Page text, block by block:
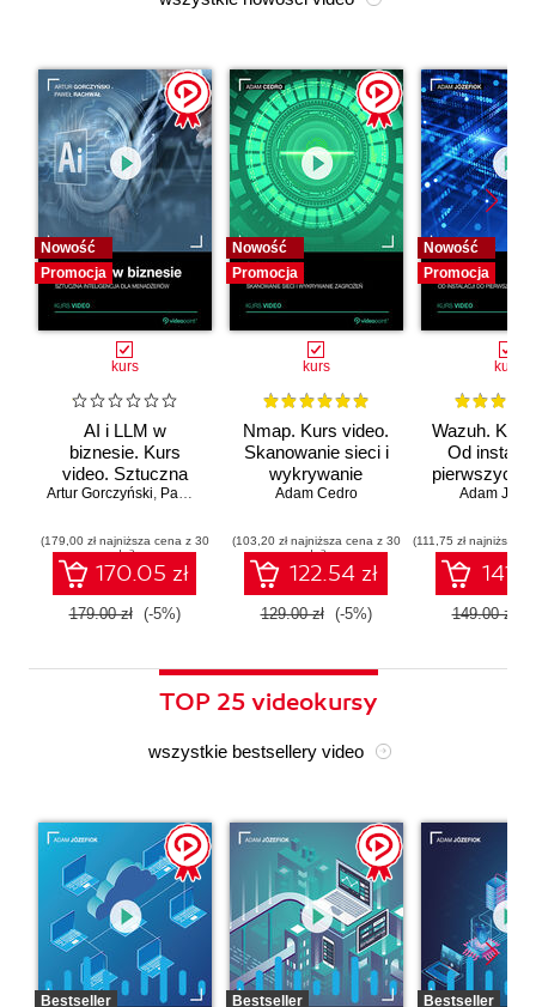
Nowość
Promocja
kurs
AI i LLM w
biznesie. Kurs
video. Sztuczna
inteligencja dla
Artur Gorczyński Paweł Rachwał
(179,00 zł najniższa cena z 30
dni)
170.05 zł
179.00 zł (-5%)
Nowość
Promocja
kurs
Nmap. Kurs video.
Skanowanie sieci i
wykrywanie
zagrożeń
Adam Cedro
(103,20 zł najniższa cena z 30
dni)
122.54 zł
129.00 zł (-5%)
Nowość
Promocja
kurs
Wazuh. Kurs
Od
pierwszych
Adam
(111,75 zł najniższa
149.00 zł
TOP 25 videokursy
wszystkie bestsellery video
Bestseller Bestseller Bestseller